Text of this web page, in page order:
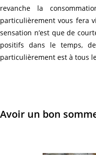
revanche la
particulièrement vous fera
sensation n’est que de
positifs dans le temps,
particulièrement est à tous
Avoir un bon